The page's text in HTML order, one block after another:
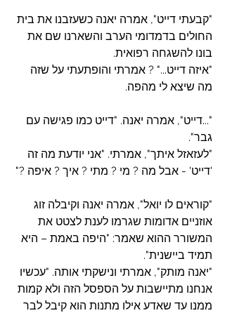
"קבעתי דייט", אמרה יאנה כשעזבנו את בית
החולים בדמדומי הערב והשארנו שם את
בונו להשגחה רפואית.
"איזה דייט..." ? אמרתי והופתעתי על שזה
מה שיצא לי מהפה.
"...דייט", אמרה יאנה. "דייט כמו פגישה עם
גבר".
"לעזאזל איתך", אמרתי. "אני יודעת מה זה
'דייט' - אבל מה ? מי ? מתי ? איך ? איפה ?"
"קוראים לו יואל", אמרה יאנה וקיבלה זוג
אוזניים אדומות שגרמו לענת לצטט את
המשורר ההוא שאמר: "היפה באמת – היא
תמיד ביישנית".
"יאנה מותק", אמרתי ונישקתי אותה. "עכשיו
אנחנו מתיישבות על הספסל הזה ולא קמות
ממנו עד שאדע אילו מתנות הוא קיבל לבר